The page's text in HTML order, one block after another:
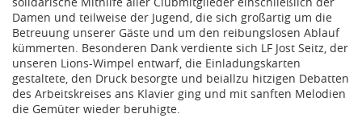
Damen und teilweise der Jugend, die sich großartig um die
Betreuung unserer Gäste und um den reibungslosen Ablauf
kümmerten. Besonderen Dank verdiente sich LF Jost Seitz, der
unseren Lions-Wimpel entwarf, die Einladungskarten
gestaltete, den Druck besorgte und beiallzu hitzigen Debatten
des Arbeitskreises ans Klavier ging und mit sanften Melodien
die Gemüter wieder beruhigte.